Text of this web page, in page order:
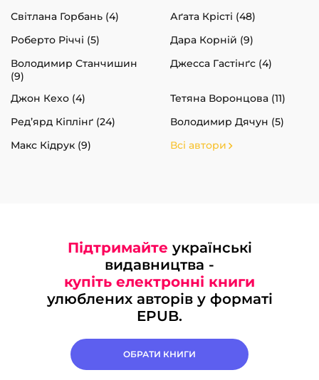
Світлана Горбань (4)
Аґата Крісті (48)
Роберто Річчі (5)
Дара Корній (9)
Володимир Станчишин
(9)
Джесса Гастінґс (4)
Джон Кехо (4)
Тетяна Воронцова (11)
Ред’ярд Кіплінґ (24)
Володимир Дячун (5)
Макс Кідрук (9)
Всі автори
Підтримайте українські
видавництва -
купіть електронні книги
улюблених авторів у форматі
EPUB.
ОБРАТИ КНИГИ